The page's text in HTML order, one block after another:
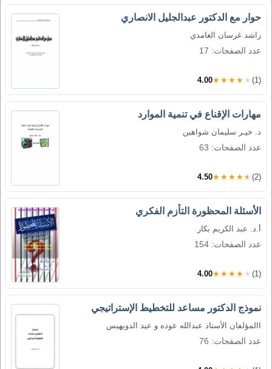
حوار مع الدكتور عبدالجليل الانصاري
راشد غرسان الغامدي
عدد الصفحات: 17
4.00★★★★★ (1)
مهارات الإقناع في تنمية الموارد
د. خيـر سليمان شواهين
عدد الصفحات: 63
4.50★★★★★ (2)
الأسئلة المحظورة التأزم الفكري
أ.د. عبد الكريم بكار
عدد الصفحات: 154
4.00★★★★★ (1)
نموذج الدكتور مساعد للتخطيط الإستراتيجي
االمؤلفان الأستاذ عبدالله عوده و عيد الدويهيس
عدد الصفحات: 76